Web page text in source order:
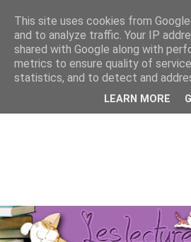
This site uses cookies from
and to analyze traffic. Your IP
shared with Google along with
metrics to ensure quality of
statistics, and to detect and
LEARN MORE